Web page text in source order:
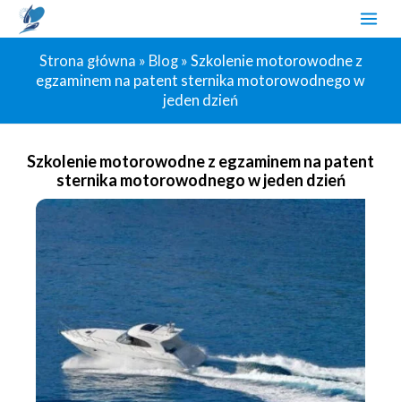
Skip
to
contentStrona główna » Blog» Szkolenie motorowodne z
egzaminem na patent sternika motorowodnego w
jeden dzień
Szkolenie motorowodne z egzaminem na patent
sternika motorowodnego w jeden dzień
Post
navigation